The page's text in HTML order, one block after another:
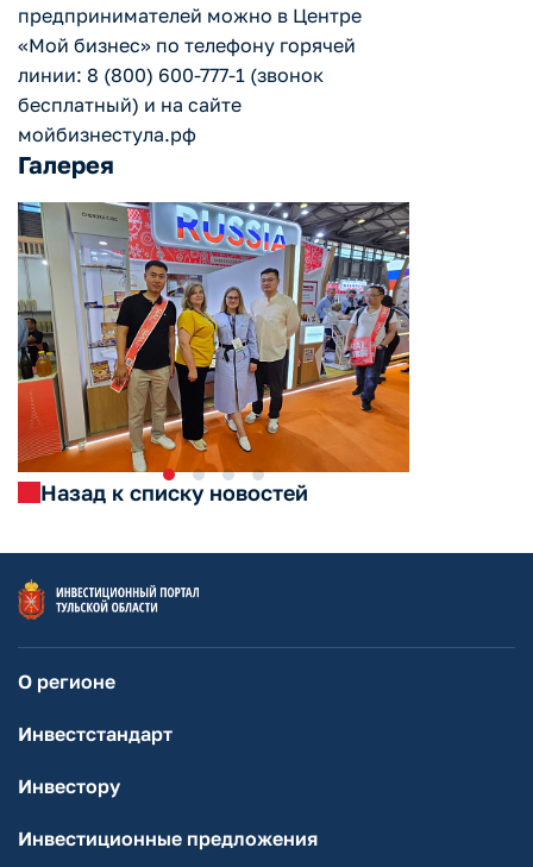
предпринимателей можно в Центре
«Мой бизнес» по телефону горячей
линии: 8 (800) 600-777-1 (звонок
бесплатный) и на сайте
мойбизнестула.рф
Галерея
Назад к списку новостей
О регионе
Инвестстандарт
Инвестору
Инвестиционные предложения